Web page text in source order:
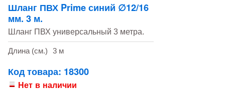
Шланг ПВХ Prime синий ∅12/16
мм. 3 м.
Шланг ПВХ универсальный 3 метра.
Длина (см.) 3 м
Код товара: 18300
Нет в наличии